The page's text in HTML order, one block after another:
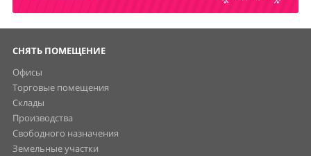
СНЯТЬ ПОМЕЩЕНИЕ
Офисы
Торговые помещения
Склады
Производства
Свободного назначения
Земельные участки